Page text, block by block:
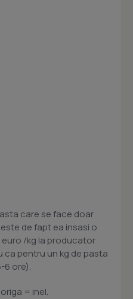
care se face doar
de fapt ea insasi o
/kg la producator
ca pentru un kg de pasta
6 ore).
= inel.